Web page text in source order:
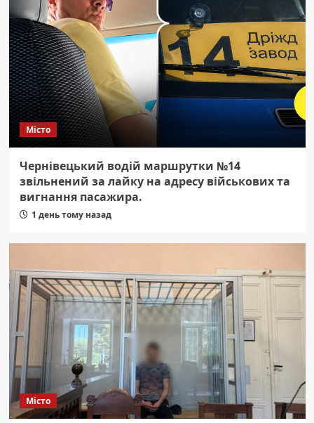
Місто
Чернівецький водій маршрутки №14
звільнений за лайку на адресу військових та
вигнання пасажира.
1 день тому назад
Місто